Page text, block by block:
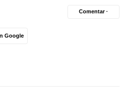
Google
Comentar ·